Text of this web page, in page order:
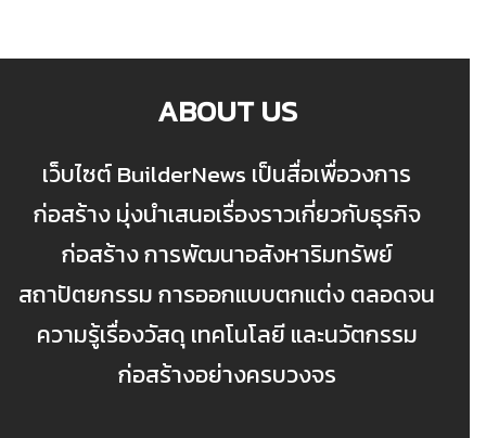
ABOUT US
เว็บไซต์ BuilderNews เป็นสื่อเพื่อวงการ
ก่อสร้าง มุ่งนำเสนอเรื่องราวเกี่ยวกับธุรกิจ
ก่อสร้าง การพัฒนาอสังหาริมทรัพย์
สถาปัตยกรรม การออกแบบตกแต่ง ตลอดจน
ความรู้เรื่องวัสดุ เทคโนโลยี และนวัตกรรม
ก่อสร้างอย่างครบวงจร